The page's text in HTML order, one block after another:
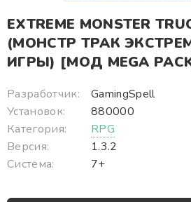
EXTREME MONSTER
(МОНСТР ТРАК
ИГРЫ) [МОД MEGA
Разработчик:
GamingSpell
Установок:
880000
Категория:
RPG
Версия:
1.3.2
Система:
7+